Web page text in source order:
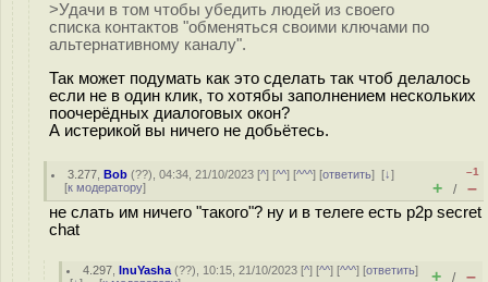
>Удачи в том чтобы убедить людей из своего
списка контактов "обменяться своими ключами по
альтернативному каналу".
Так может подумать как это сделать так чтоб делалось
если не в один клик, то хотябы заполнением нескольких
поочерёдных диалоговых окон?
А истерикой вы ничего не добьётесь.
3.277 ,Bob (??), 04:34, 21/10/2023 [^] [^^] [^^^] [ответить][↓]
[к модератору]
–1
+ / –
не слать им ничего "такого"? ну и в телеге есть p2p secret
chat
4.297 ,InuYasha (??), 10:15, 21/10/2023 [^] [^^] [^^^] [ответить]
+ / –